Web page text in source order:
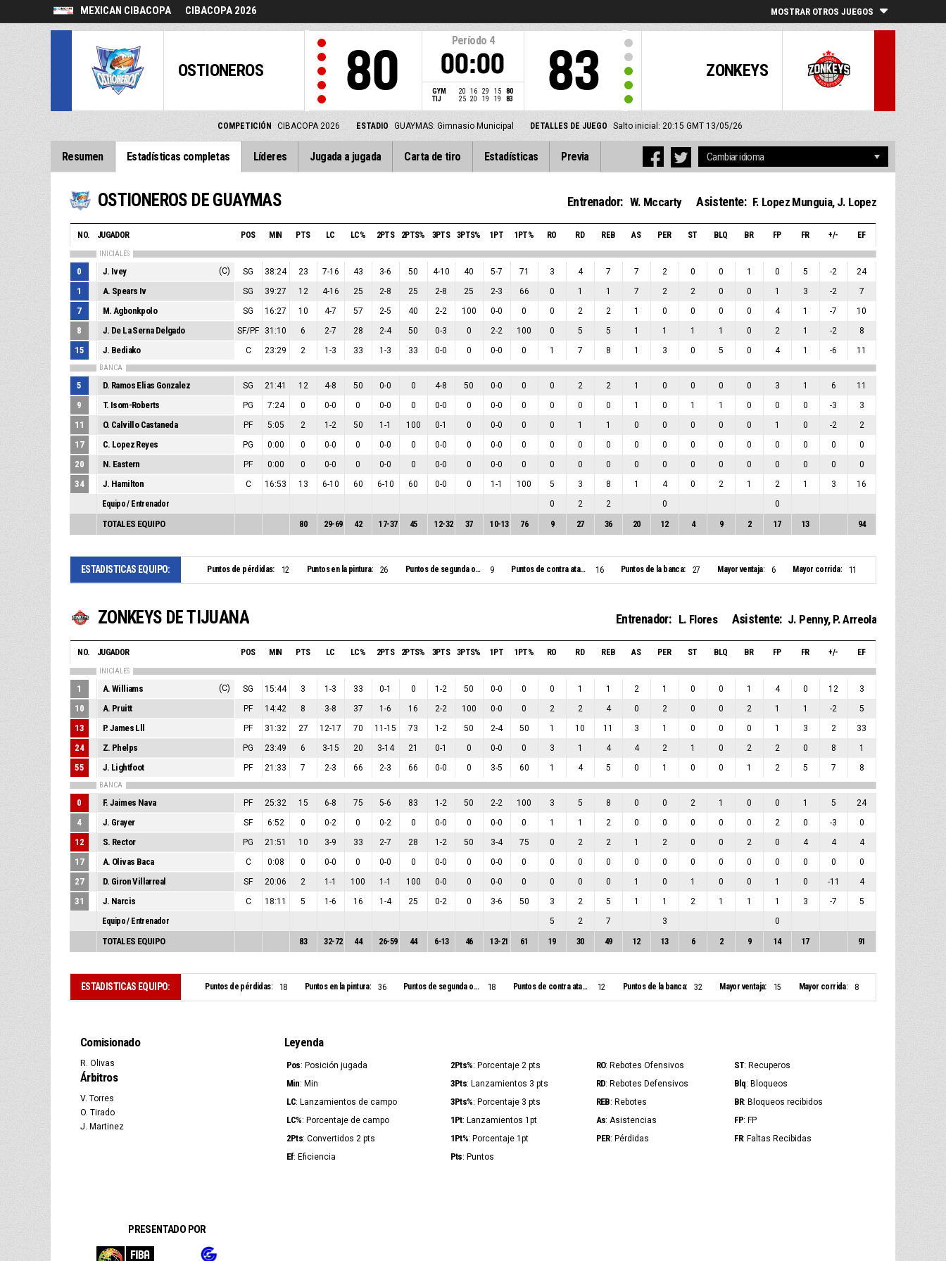
MEXICAN CIBACOPA CIBACOPA 2026 MOSTRAR OTROS JUEGOS
OSTIONEROS 80
Período 4
00:00
GYM 20 16 29 15
80
TIJ
25 20 19 19 83
ZONKEYS
83
COMPETICIÓN CIBACOPA 2026 ESTADIO GUAYMAS: Gimnasio Municipal DETALLES DE JUEGO Salto inicial: 20:15 GMT 13/05/26
Resumen Estadísticas completas Líderes Jugada a jugada Carta de tiro Estadísticas Previa
OSTIONEROS DE GUAYMAS Entrenador: W. Mccarty Asistente: F. Lopez Munguia, J. Lopez
NO. JUGADOR POS MIN PTS LC LC% 2PTS 2PTS% 3PTS 3PTS% 1PT 1PT% RO RD REB AS PER ST BLQ BR FP FR +/- EF
INICIALES
0 J. Ivey (C) SG 38:24 23 7-16 43 3-6 50 4-10 40 5-7 71 3 4 7 7 2 0 0 1 0 5 -2 24
1 A. Spears Iv SG 39:27 12 4-16 25 2-8 25 2-8 25 2-3 66 0 1 1 7 2 2 0 0 1 3 -2 7
7 M. Agbonkpolo SG 16:27 10 4-7 57 2-5 40 2-2 100 0-0 0 0 2 2 1 0 0 0 0 4 1 -7 10
8 J. De La Serna Delgado SF/PF 31:10 6 2-7 28 2-4 50 0-3 0 2-2 100 0 5 5 1 1 1 1 0 2 1 -2 8
15 J. Bediako C 23:29 2 1-3 33 1-3 33 0-0 0 0-0 0 1 7 8 1 3 0 5 0 4 1 -6 11
BANCA
5 D. Ramos Elias Gonzalez SG 21:41 12 4-8 50 0-0 0 4-8 50 0-0 0 0 2 2 1 0 0 0 0 3 1 6 11
9 T. Isom-Roberts PG 7:24 0 0-0 0 0-0 0 0-0 0 0-0 0 0 0 0 1 0 1 1 0 0 0 -3 3
11 O. Calvillo Castaneda PF 5:05 2 1-2 50 1-1 100 0-1 0 0-0 0 0 1 1 0 0 0 0 0 1 0 -2 2
17 C. Lopez Reyes PG 0:00 0 0-0 0 0-0 0 0-0 0 0-0 0 0 0 0 0 0 0 0 0 0 0 0 0
20 N. Eastern PF 0:00 0 0-0 0 0-0 0 0-0 0 0-0 0 0 0 0 0 0 0 0 0 0 0 0 0
34 J. Hamilton C 16:53 13 6-10 60 6-10 60 0-0 0 1-1 100 5 3 8 1 4 0 2 1 2 1 3
16
Equipo / Entrenador
0 2 2 0 0
TOTALES EQUIPO 80 29-69 42 17-37 45 12-32 37 10-13 76 9 27 36 20 12 4 9 2 17 13 94
ESTADISTICAS EQUIPO: Puntos de pérdidas: 12 Puntos en la pintura: 26 Puntos de segunda oportunidad: 9 Puntos de contra ataque: 16 Puntos de la banca: 27 Mayor ventaja: 6 Mayor corrida: 11
ZONKEYS DE TIJUANA Entrenador: L. Flores Asistente: J. Penny, P. Arreola
NO. JUGADOR POS MIN PTS LC LC% 2PTS 2PTS% 3PTS 3PTS% 1PT 1PT% RO RD REB AS PER ST BLQ BR FP FR +/- EF
INICIALES
1 A. Williams (C) SG 15:44 3 1-3 33 0-1 0 1-2 50 0-0 0 0 1 1 2 1 0 0 1 4 0 12 3
10 A. Pruitt PF 14:42 8 3-8 37 1-6 16 2-2 100 0-0 0 2 2 4 0 2 0 0 2 1 1 -2 5
13 P. James Lll PF 31:32 27 12-17 70 11-15 73 1-2 50 2-4 50 1 10 11 3 1 0 0 0 1 3 2 33
24 Z. Phelps PG 23:49 6 3-15 20 3-14 21 0-1 0 0-0 0 3 1 4 4 2 1 0 2 2 0 8 1
55 J. Lightfoot PF 21:33 7 2-3 66 2-3 66 0-0 0 3-5 60 1 4 5 0 1 0 0 1 2 5 7 8
BANCA
0 F. Jaimes Nava PF 25:32 15 6-8 75 5-6 83 1-2 50 2-2 100 3 5 8 0 0 2 1 0 0 1 5 24
4 J. Grayer SF 6:52 0 0-2 0 0-2 0 0-0 0 0-0 0 1 1 2 0 0 0 0 0 2 0 -3 0
12 S. Rector PG 21:51 10 3-9 33 2-7 28 1-2 50 3-4 75 0 2 2 1 2 0 0 2 0 4 4 4
17 A. Olivas Baca C 0:08 0 0-0 0 0-0 0 0-0 0 0-0 0 0 0 0 0 0 0 0 0 0 0 0 0
27 D. Giron Villarreal SF 20:06 2 1-1 100 1-1 100 0-0 0 0-0 0 0 0 0 1 0 1 0 0 1 0 -11 4
31 J. Narcis C 18:11 5 1-6 16 1-4 25 0-2 0 3-6 50 3 2 5 1 1 2 1 1 1 3 -7
5
Equipo / Entrenador
5 2 7 3 0
TOTALES EQUIPO 83 32-72 44 26-59 44 6-13 46 13-21 61 19 30 49 12 13 6 2 9 14 17 91
ESTADISTICAS EQUIPO: Puntos de pérdidas: 18 Puntos en la pintura: 36 Puntos de segunda oportunidad: 18 Puntos de contra ataque: 12 Puntos de la banca: 32 Mayor ventaja: 15 Mayor corrida: 8
Comisionado
R. Olivas
Árbitros
V. Torres
O. Tirado
J. Martinez
Leyenda
Pos: Posición jugada 2Pts%: Porcentaje 2 pts RO: Rebotes Ofensivos ST: Recuperos
Min: Min 3Pts: Lanzamientos 3 pts RD: Rebotes Defensivos Blq: Bloqueos
LC: Lanzamientos de campo 3Pts%: Porcentaje 3 pts REB: Rebotes BR: Bloqueos recibidos
LC%: Porcentaje de campo 1Pt: Lanzamientos 1pt As: Asistencias FP: FP
2Pts: Convertidos 2 pts 1Pt%: Porcentaje 1pt PER: Pérdidas FR: Faltas Recibidas
Ef: Eficiencia Pts: Puntos
PRESENTADO POR